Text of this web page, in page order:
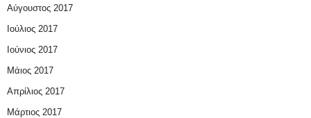
Αύγουστος 2017
Ιούλιος 2017
Ιούνιος 2017
Μάιος 2017
Απρίλιος 2017
Μάρτιος 2017